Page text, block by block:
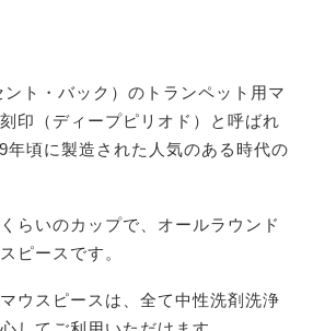
ト・バック）のトランペット用マ
印（ディープピリオド）と呼ばれ
年頃に製造された人気のある時代の
らいのカップで、オールラウンド
ピースです。
ウスピースは、全て中性洗剤洗浄